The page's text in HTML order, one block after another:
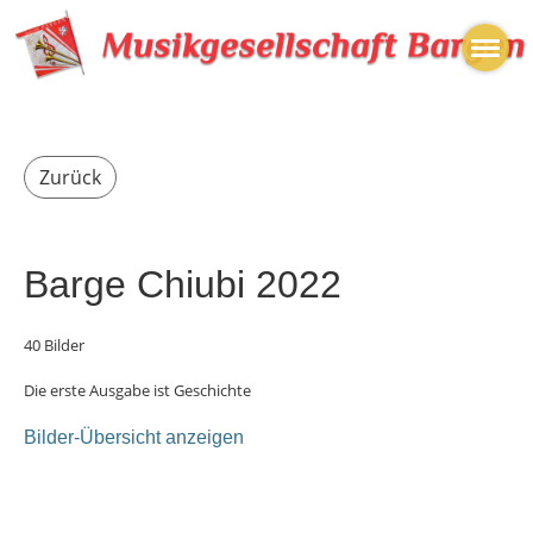
Zurück
Barge Chiubi 2022
40 Bilder
Die erste Ausgabe ist Geschichte
Bilder-Übersicht anzeigen